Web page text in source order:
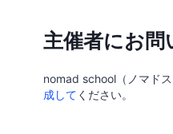
主催者にお問
nomad school（ノマド
成して ください。